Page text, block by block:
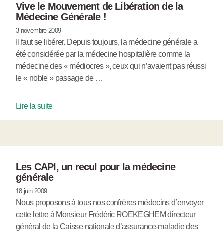
Vive le Mouvement de Libération de la
Médecine Générale !
3 novembre 2009
Il faut se libérer. Depuis toujours, la médecine générale a
été considérée par la médecine hospitalière comme la
médecine des « médiocres », ceux qui n’avaient pas réussi
le « noble » passage de …
Lire la suite
Les CAPI, un recul pour la médecine
générale
18 juin 2009
Nous proposons à tous nos confrères médecins d’envoyer
cette lettre à Monsieur Frédéric ROEKEGHEM directeur
général de la Caisse nationale d’assurance-maladie des